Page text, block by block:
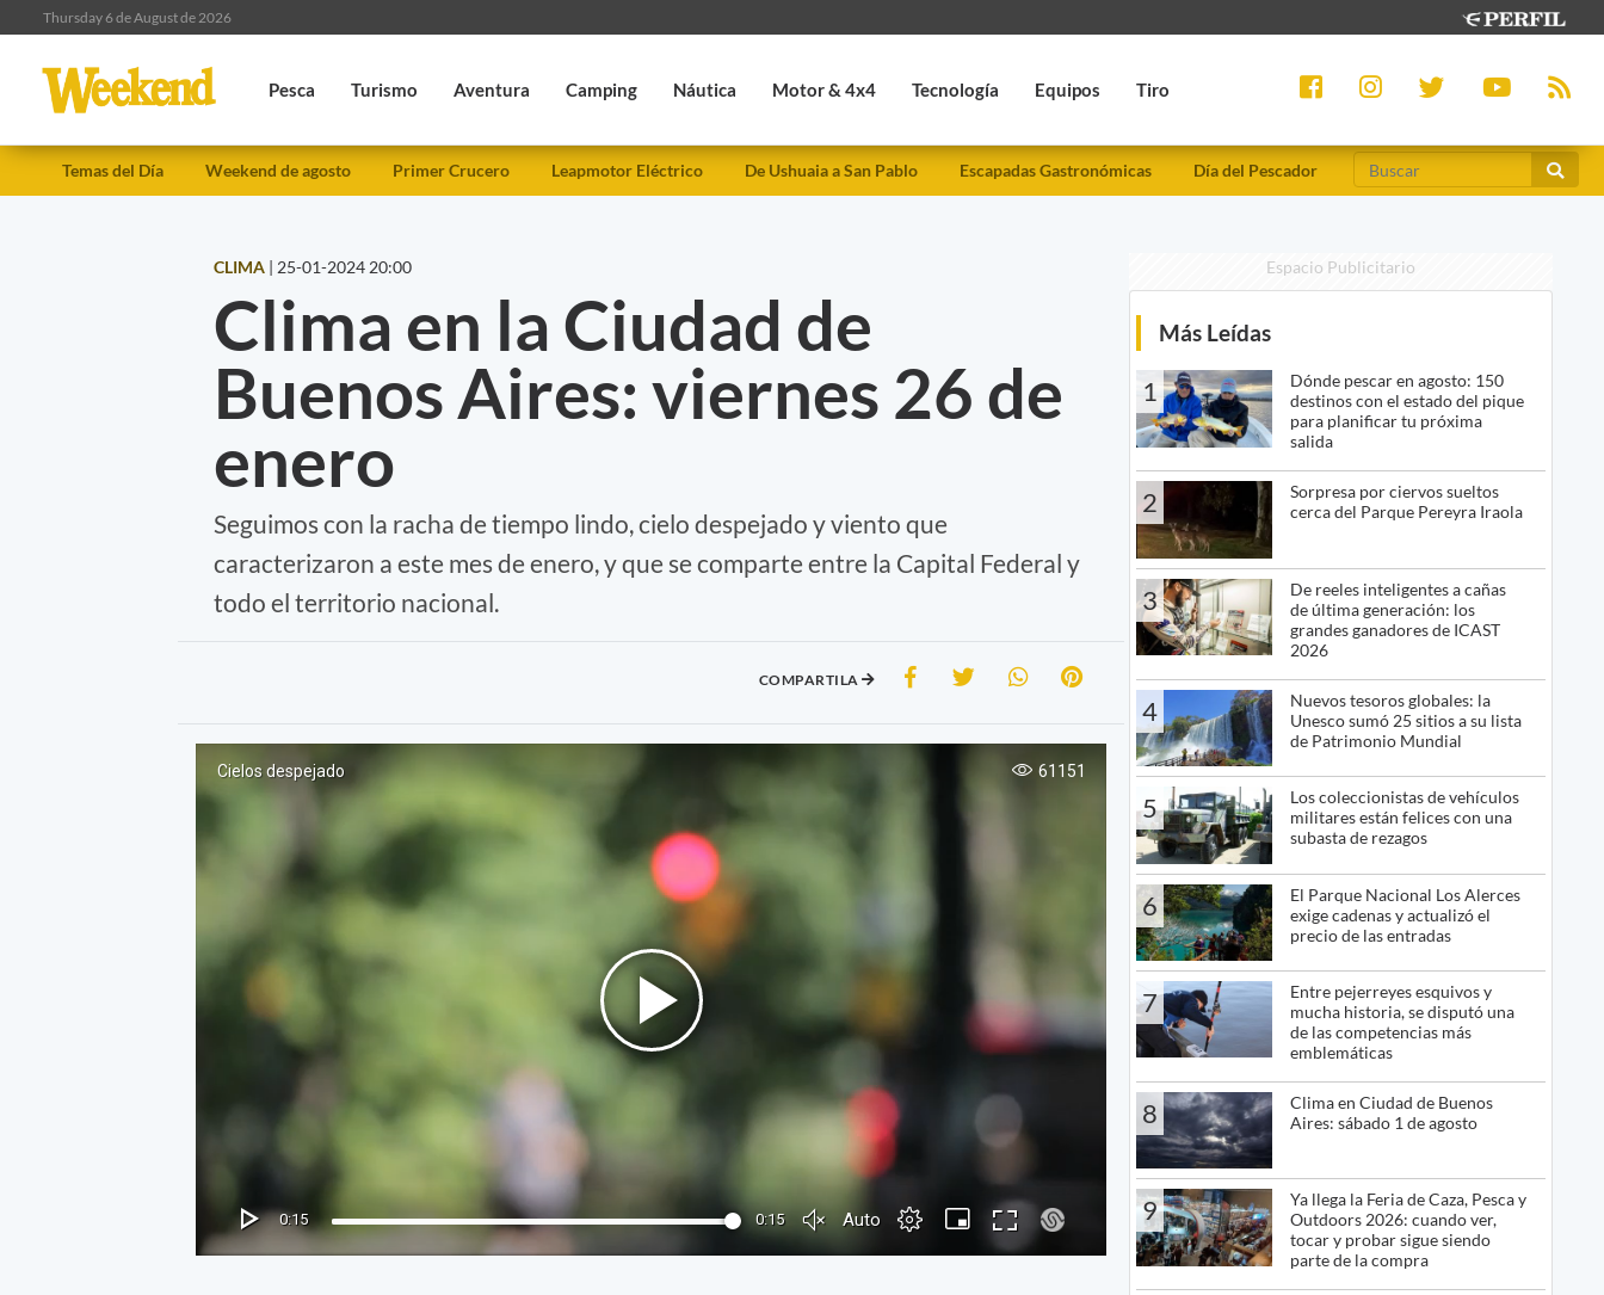
Thursday 6 de August de 2026
Pesca Turismo Aventura Camping Náutica Motor & 4x4 Tecnología Equipos Tiro
Temas del Día Weekend de agosto Primer Crucero Leapmotor Eléctrico De Ushuaia a San Pablo Escapadas Gastronómicas Día del Pescador
CLIMA | 25-01-2024 20:00
Clima en la Ciudad de
Buenos Aires: viernes 26 de
enero
Seguimos con la racha de tiempo lindo, cielo despejado y viento que
caracterizaron a este mes de enero, y que se comparte entre la Capital Federal y
todo el territorio nacional.
COMPARTILA
Espacio Publicitario
Más Leídas
1
Dónde pescar en agosto: 150
destinos con el estado del pique
para planificar tu próxima
salida
2
Sorpresa por ciervos sueltos
cerca del Parque Pereyra Iraola
3
De reeles inteligentes a cañas
de última generación: los
grandes ganadores de ICAST
2026
4
Nuevos tesoros globales: la
Unesco sumó 25 sitios a su lista
de Patrimonio Mundial
5
Los coleccionistas de vehículos
militares están felices con una
subasta de rezagos
6
El Parque Nacional Los Alerces
exige cadenas y actualizó el
precio de las entradas
7
Entre pejerreyes esquivos y
mucha historia, se disputó una
de las competencias más
emblemáticas
8
Clima en Ciudad de Buenos
Aires: sábado 1 de agosto
9
Ya llega la Feria de Caza, Pesca y
Outdoors 2026: cuando ver,
tocar y probar sigue siendo
parte de la compra